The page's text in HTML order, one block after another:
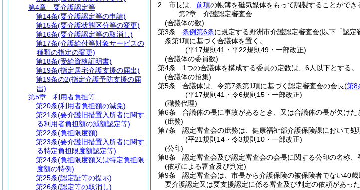
2
市長は、 前項の帳簿を磁気媒体をもって調製することができ
第2章
介護認定審査会
(合議体の数)
第3条
条例第6条に規定する野洲市介護認定審査会(以下「認定
条第1項に基づく合議体を置く。
(平17規則41・平22規則49・一部改正)
(合議体の委員数)
第4条
1つの合議体を構成する委員の定数は、6人以下とする。
(合議体の招集)
第5条
合議体は、令第7条第1項に基づく認定審査会の会長(第8
(平17規則41・令6規則15・一部改正)
(職務代理)
第6条
合議体の長に事故があるとき、又は合議体の長が欠け
(庶務)
第7条
認定審査会の庶務は、健康福祉部介護保険課において処
(平21規則14・令3規則10・一部改正)
(公印)
第8条
認定審査会及び認定審査会の会長に関する公印の名称、
(依頼による審査及び判定)
第9条
認定審査会は、市長から介護保険の被保険者でない40
要介護認定又は要支援認定に係る審査及び判定の依頼があっ
第4章
要介護認定等
第14条(要介護認定等の申請)
第15条(要介護状態区分等の変更)
第16条(要介護認定等の取消し)
第17条(介護給付等対象サービスの
種類の指定の変更)
第18条(受給資格証明書)
第19条(指定居宅介護支援の届出)
第19条の2(指定介護予防支援の届
出)
第5章
利用者負担等
第20条(利用者負担額の減免)
第21条(要介護旧措置入所者に関す
る利用者負担額の減額認定等)
第22条(負担限度額)
第23条(要介護旧措置入所者に関す
る特定負担限度額認定等)
第24条(負担限度額又は特定負担限
度額の特例)
第25条(認定証等の提示)
第26条(認定等の取消し)